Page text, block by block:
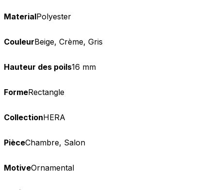
MaterialPolyester
CouleurBeige, Crème, Gris
Hauteur des poils16 mm
FormeRectangle
CollectionHERA
PièceChambre, Salon
MotiveOrnamental